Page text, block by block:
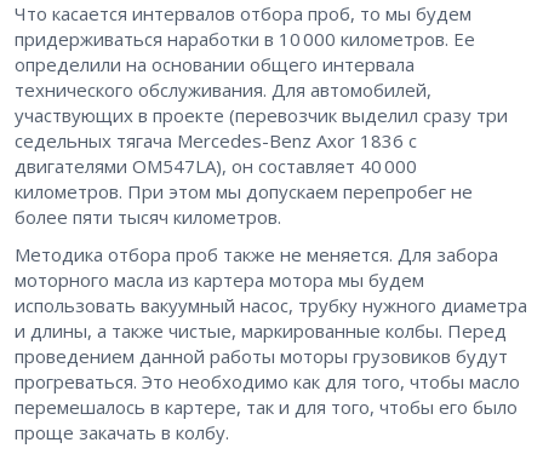
Что касается интервалов отбора проб, то мы будем
придерживаться наработки в 10 000 километров. Ее
определили на основании общего интервала
технического обслуживания. Для автомобилей,
участвующих в проекте (перевозчик выделил сразу три
седельных тягача Mercedes-Benz Axor 1836 с
двигателями OM547LA), он составляет 40 000
километров. При этом мы допускаем перепробег не
более пяти тысяч километров.
Методика отбора проб также не меняется. Для забора
моторного масла из картера мотора мы будем
использовать вакуумный насос, трубку нужного диаметра
и длины, а также чистые, маркированные колбы. Перед
проведением данной работы моторы грузовиков будут
прогреваться. Это необходимо как для того, чтобы масло
перемешалось в картере, так и для того, чтобы его было
проще закачать в колбу.